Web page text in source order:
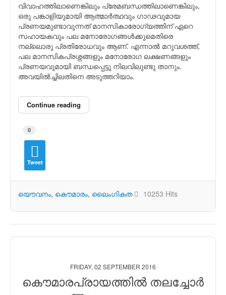
വിവാഹത്തിലാണെങ്കിലും പ്രേമബന്ധത്തിലാണെങ്കിലും,
ഒരു പങ്കാളിയുമായി ആത്മാര്‍ത്ഥവും ഗാഢവുമായ
പ്രണയമുണ്ടാവുന്നത് മാനസികാരോഗ്യത്തിന് ഏറെ
സഹായകവും പല മനോരോഗങ്ങള്‍ക്കുമെതിരെ
നല്ലൊരു പ്രതിരോധവും ആണ്. എന്നാല്‍ മറുവശത്ത്,
പല മാനസികപ്രശ്നങ്ങളും മനോരോഗ ലക്ഷണങ്ങളും
പ്രണയവുമായി ബന്ധപ്പെട്ടു നിലവിലുണ്ടു താനും.
അവയില്‍ച്ചിലതിനെ അടുത്തറിയാം.
Continue reading
0
Tweet
യൌവനം കൌമാരം ലൈംഗികത 10253 Hits
FRIDAY, 02 SEPTEMBER 2016
കൌമാരപ്രായത്തില്‍ തലച്ചോര്‍